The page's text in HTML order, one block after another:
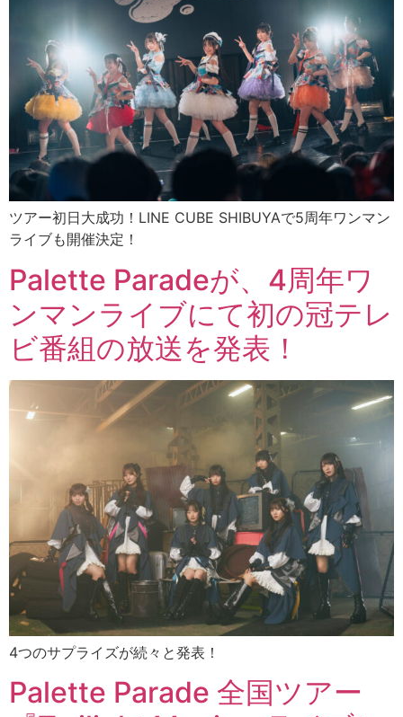
ツアー初日大成功！LINE CUBE SHIBUYAで5周年ワンマン
ライブも開催決定！
Palette Paradeが、4周年ワ
ンマンライブにて初の冠テレ
ビ番組の放送を発表！
4つのサプライズが続々と発表！
Palette Parade 全国ツアー